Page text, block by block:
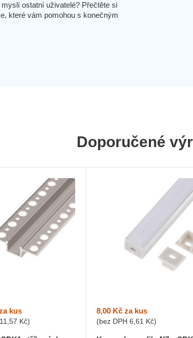
ostatní uživatelé? Přečtěte si
které vám pomohou s konečným
Doporučené
kus
Kč)
8,00 Kčza kus
(bez DPH 6,61 Kč)